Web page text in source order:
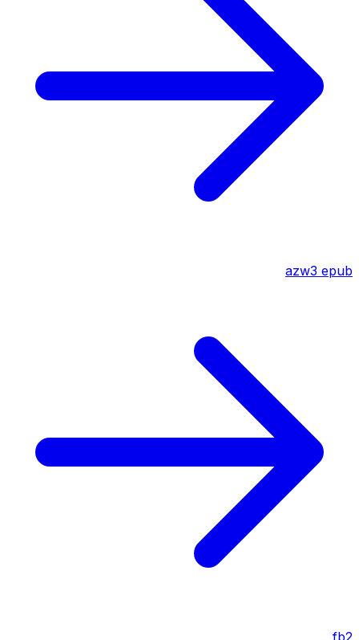
azw3 epub
fb2